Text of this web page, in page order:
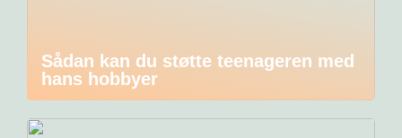
Sådan kan du støtte teenageren med
hans hobbyer